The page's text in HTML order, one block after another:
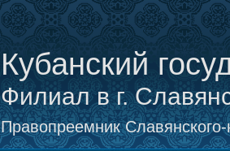
Кубанский
Филиал в г.
Правопреемник Славянского-